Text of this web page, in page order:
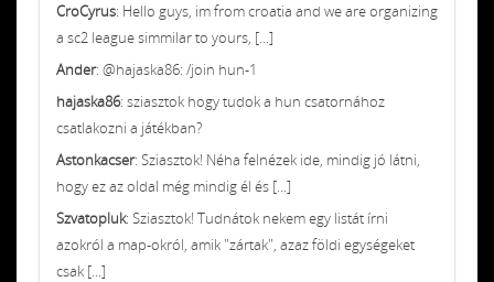
CroCyrus: Hello guys, im from croatia and we are organizing
a sc2 league simmilar to yours, [...]
Ander: @hajaska86: /join hun-1
hajaska86: sziasztok hogy tudok a hun csatornához
csatlakozni a játékban?
Astonkacser: Sziasztok! Néha felnézek ide, mindig jó látni,
hogy ez az oldal még mindig él és [...]
Szvatopluk: Sziasztok! Tudnátok nekem egy listát írni
azokról a map-okról, amik "zártak", azaz földi egységeket
csak [...]